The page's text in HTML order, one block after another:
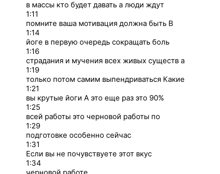
в массы кто будет давать а люди ждут
1:11
помните ваша мотивация должна быть В
1:14
йоге в первую очередь сокращать боль
1:16
страдания и мучения всех живых существ а
1:19
только потом самим выпендриваться Какие
1:21
вы крутые йоги А это еще раз это 90%
1:25
всей работы это черновой работы по
1:29
подготовке особенно сейчас
1:31
Если вы не почувствуете этот вкус
1:34